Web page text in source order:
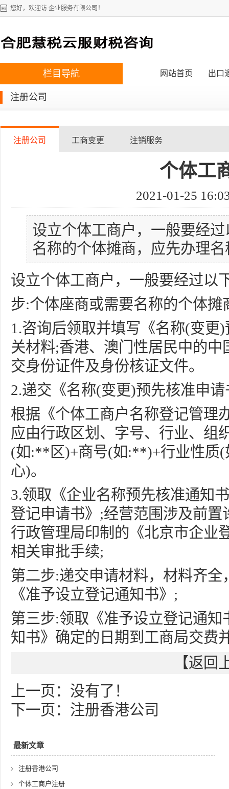
您好，欢迎访 企业服务有限公司！
栏目导航 网站首页 出口
注册公司
注册公司 工商变更 注销服务
个体工
2021-01-25
设立个体工商户，一般要经
名称的个体摊商，应先办理
设立个体工商户，一般要经过以
步:个体座商或需要名称的个体
1.咨询后领取并填写《名称(变更
关材料;香港、澳门性居民中的
交身份证件及身份核证文件。
2.递交《名称(变更)预先核准申
根据《个体工商户名称登记管理
应由行政区划、字号、行业、组
(如:**区)+商号(如:**)+行业性质
心)。
3.领取《企业名称预先核准通知
登记申请书》;经营范围涉及前
行政管理局印制的《北京市企业
相关审批手续;
第二步:递交申请材料，材料齐
《准予设立登记通知书》;
第三步:领取《准予设立登记通
知书》确定的日期到工商局交费
【返回
上一页： 没有了！
下一页： 注册香港公司
最新文章
注册香港公司
个体工商户注册